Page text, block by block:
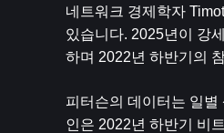
네트워크 경제학자
있습니다. 2025년이 강
하며 2022년 하반기의
피터슨의 데이터는 일
인은 2022년 하반기 비